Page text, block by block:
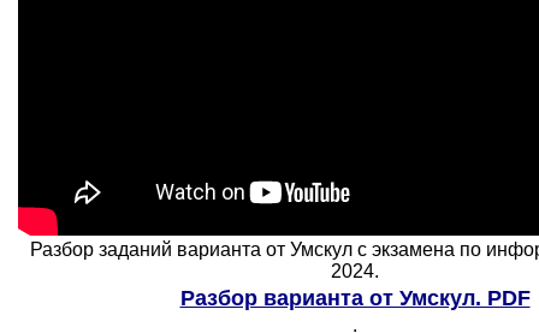
Разбор заданий варианта от Умскул с экзамена по
2024.
Разбор варианта от Умскул. PDF
.